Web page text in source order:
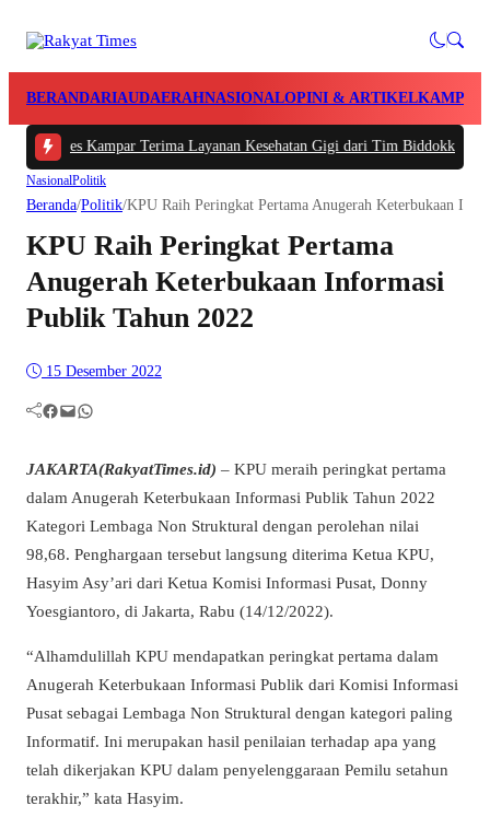
BERANDARIAUDAERAHNASIONALOPINI & ARTIKELKAMPAR
Kampar Terima Layanan Kesehatan Gigi dari Tim Biddokkes Polda
NasionalPolitik
Beranda/Politik/KPU Raih Peringkat Pertama Anugerah Keterbukaan
KPU Raih Peringkat Pertama
Anugerah Keterbukaan Informasi
Publik Tahun 2022
15 Desember 2022
Facebook Mail WhatsApp
JAKARTA(RakyatTimes.id) – KPU meraih peringkat pertama
dalam Anugerah Keterbukaan Informasi Publik Tahun 2022
Kategori Lembaga Non Struktural dengan perolehan nilai
98,68. Penghargaan tersebut langsung diterima Ketua KPU,
Hasyim Asy’ari dari Ketua Komisi Informasi Pusat, Donny
Yoesgiantoro, di Jakarta, Rabu (14/12/2022).
“Alhamdulillah KPU mendapatkan peringkat pertama dalam
Anugerah Keterbukaan Informasi Publik dari Komisi Informasi
Pusat sebagai Lembaga Non Struktural dengan kategori paling
Informatif. Ini merupakan hasil penilaian terhadap apa yang
telah dikerjakan KPU dalam penyelenggaraan Pemilu setahun
terakhir,” kata Hasyim.